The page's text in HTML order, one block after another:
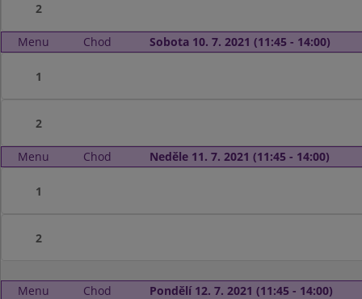
2
Menu Chod Sobota 10. 7. 2021 (11:45 - 14:00)
1
2
Menu Chod Neděle 11. 7. 2021 (11:45 - 14:00)
1
2
Menu Chod Pondělí 12. 7. 2021 (11:45 - 14:00)